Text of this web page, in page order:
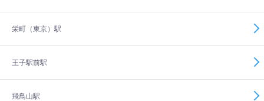
栄町（東京）駅
王子駅前駅
飛鳥山駅